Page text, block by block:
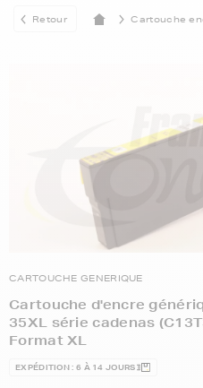
Retour Cartouche
CARTOUCHE GENERIQUE
Cartouche d'encre
35XL série cadenas
Format XL
EXPÉDITION : 6 À 14 JOURS